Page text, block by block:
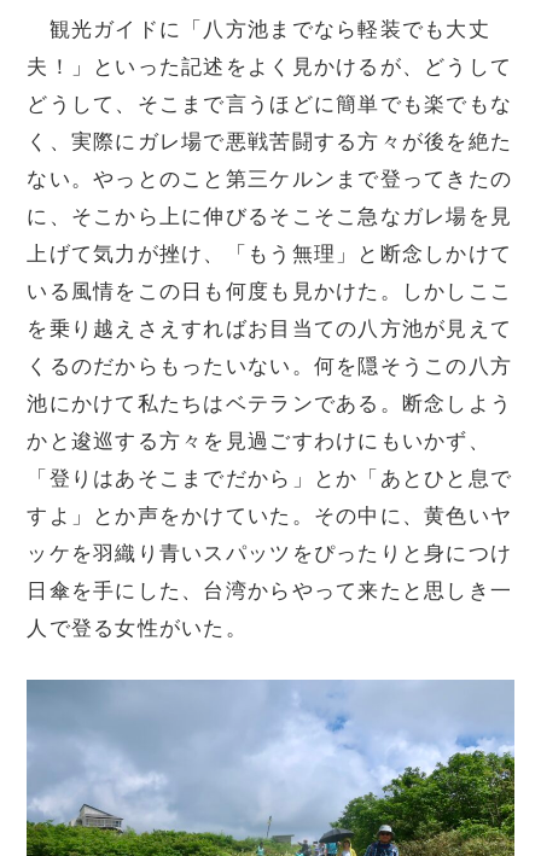
観光ガイドに「八方池までなら軽装でも大丈
夫！」といった記述をよく見かけるが、どうして
どうして、そこまで言うほどに簡単でも楽でもな
く、実際にガレ場で悪戦苦闘する方々が後を絶た
ない。やっとのこと第三ケルンまで登ってきたの
に、そこから上に伸びるそこそこ急なガレ場を見
上げて気力が挫け、「もう無理」と断念しかけて
いる風情をこの日も何度も見かけた。しかしここ
を乗り越えさえすればお目当ての八方池が見えて
くるのだからもったいない。何を隠そうこの八方
池にかけて私たちはベテランである。断念しよう
かと逡巡する方々を見過ごすわけにもいかず、
「登りはあそこまでだから」とか「あとひと息で
すよ」とか声をかけていた。その中に、黄色いヤ
ッケを羽織り青いスパッツをぴったりと身につけ
日傘を手にした、台湾からやって来たと思しき一
人で登る女性がいた。